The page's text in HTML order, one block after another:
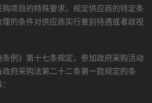
项目的特殊要求，规定供应商的特定条
的条件对供应商实行差别待遇或者歧视
条例》第十七条规定，参加政府采购活动
府采购法第二十二条第一款规定的条